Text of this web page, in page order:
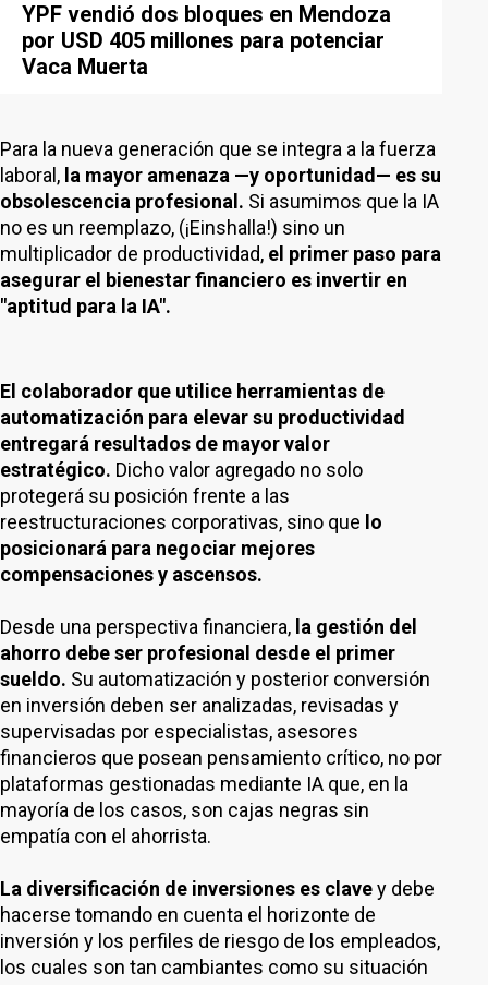
YPF vendió dos bloques en Mendoza
por USD 405 millones para potenciar
Vaca Muerta
Para la nueva generación que se integra a la fuerza
laboral, la mayor amenaza —y oportunidad— es su
obsolescencia profesional. Si asumimos que la IA
no es un reemplazo, (¡Einshalla!) sino un
multiplicador de productividad, el primer paso para
asegurar el bienestar financiero es invertir en
"aptitud para la IA".
El colaborador que utilice herramientas de
automatización para elevar su productividad
entregará resultados de mayor valor
estratégico. Dicho valor agregado no solo
protegerá su posición frente a las
reestructuraciones corporativas, sino que lo
posicionará para negociar mejores
compensaciones y ascensos.
Desde una perspectiva financiera, la gestión del
ahorro debe ser profesional desde el primer
sueldo. Su automatización y posterior conversión
en inversión deben ser analizadas, revisadas y
supervisadas por especialistas, asesores
financieros que posean pensamiento crítico, no por
plataformas gestionadas mediante IA que, en la
mayoría de los casos, son cajas negras sin
empatía con el ahorrista.
La diversificación de inversiones es clavey debe
hacerse tomando en cuenta el horizonte de
inversión y los perfiles de riesgo de los empleados,
los cuales son tan cambiantes como su situación